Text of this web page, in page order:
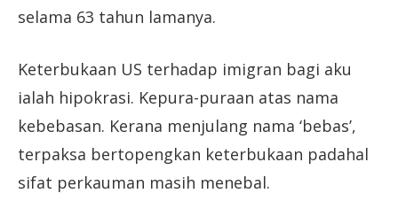
selama 63 tahun lamanya.
Keterbukaan US terhadap imigran bagi aku
ialah hipokrasi. Kepura-puraan atas nama
kebebasan. Kerana menjulang nama ‘bebas’,
terpaksa bertopengkan keterbukaan padahal
sifat perkauman masih menebal.